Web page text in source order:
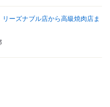
ーズナブル店から高級焼肉店ま